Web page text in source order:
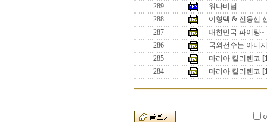
289
워나비님
288
이형택 & 전웅선
287
대한민국 파이팅~
286
국외선수는 아니
285
마리아 킬리렌코
284
마리아 킬리렌코